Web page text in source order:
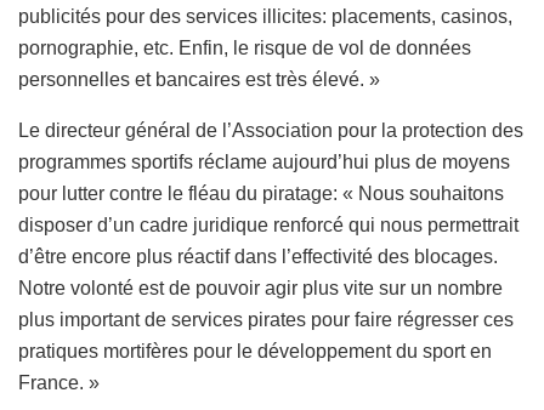
publicités pour des services illicites: placements, casinos,
pornographie, etc. Enfin, le risque de vol de données
personnelles et bancaires est très élevé. »
Le directeur général de l’Association pour la protection des
programmes sportifs réclame aujourd’hui plus de moyens
pour lutter contre le fléau du piratage: « Nous souhaitons
disposer d’un cadre juridique renforcé qui nous permettrait
d’être encore plus réactif dans l’effectivité des blocages.
Notre volonté est de pouvoir agir plus vite sur un nombre
plus important de services pirates pour faire régresser ces
pratiques mortifères pour le développement du sport en
France. »